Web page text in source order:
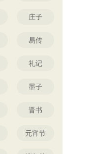
庄子
易传
礼记
墨子
晋书
元宵节